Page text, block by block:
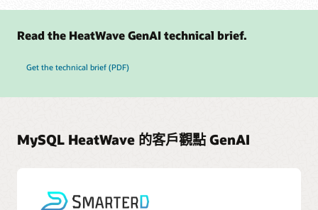
Read the HeatWave GenAI technical brief.
Get the technical brief (PDF)
MySQL HeatWave 的客戶觀點 GenAI